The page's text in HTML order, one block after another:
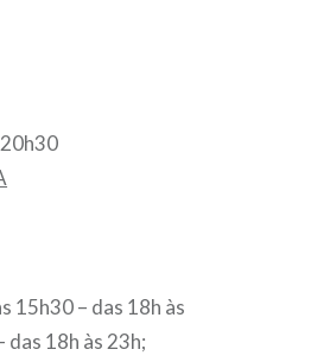
15h30 – das 18h às
das 18h às 23h;